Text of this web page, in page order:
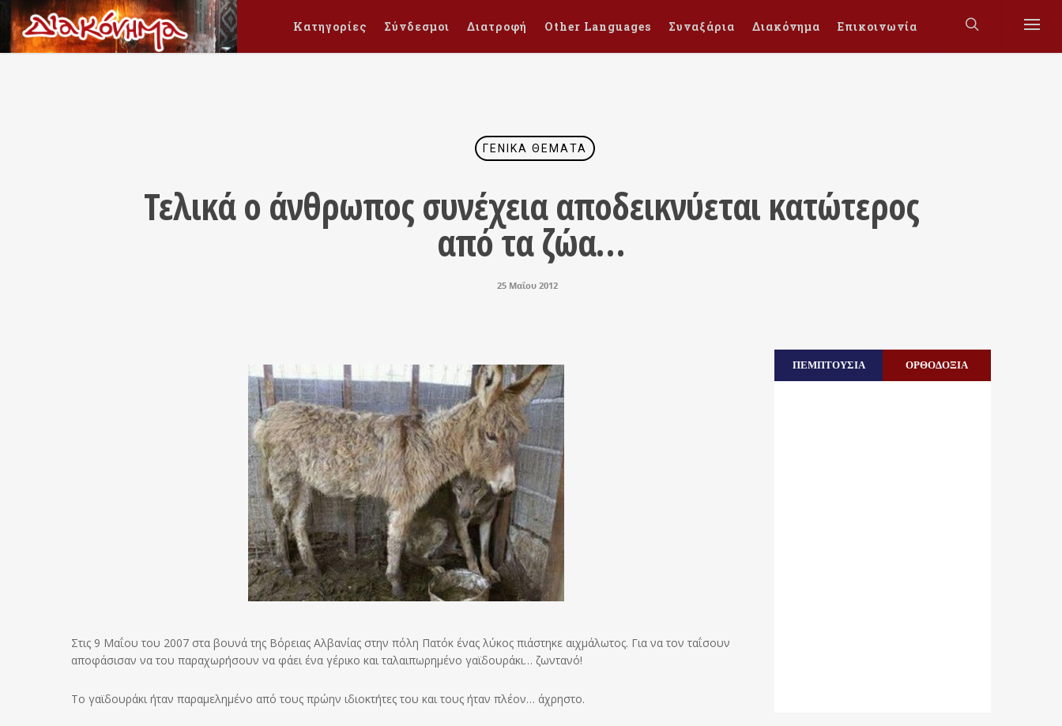
Κατηγορίες Σύνδεσμοι Διατροφή Other Languages Συναξάρια Διακόνημα Επικοινωνία
ΓΕΝΙΚΆ ΘΈΜΑΤΑ
Τελικά ο άνθρωπος συνέχεια αποδεικνύεται κατώτερος
από τα ζώα…
25 Μαΐου 2012
Στις 9 Μαΐου του 2007 στα βουνά της Βόρειας Αλβανίας στην πόλη Πατόκ ένας λύκος πιάστηκε αιχμάλωτος. Για να τον ταΐσουν
αποφάσισαν να του παραχωρήσουν να φάει ένα γέρικο και ταλαιπωρημένο γαϊδουράκι… ζωντανό!
Το γαϊδουράκι ήταν παραμελημένο από τους πρώην ιδιοκτήτες του και τους ήταν πλέον… άχρηστο.
ΠΕΜΠΤΟΥΣΙΑ ΟΡΘΟΔΟΞΙΑ